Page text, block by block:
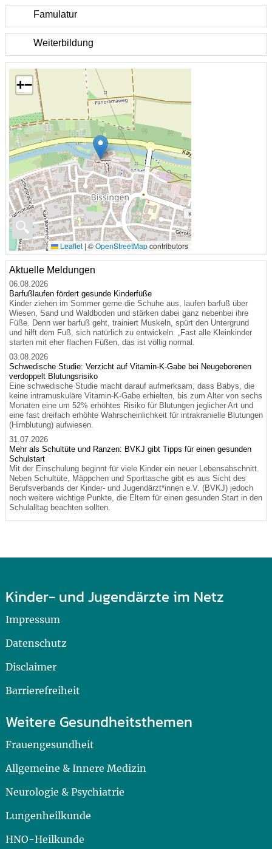
Famulatur
Weiterbildung
🔍
+−
Leaflet |©OpenStreetMapcontributors
Aktuelle Meldungen
06.08.2026
Barfußlaufen fördert gesunde Kinderfüße
Kinder ziehen im Sommer gerne die Schuhe aus, laufen barfuß über
Wiesen, Sand und Waldboden und stärken dabei ganz nebenbei ihre
Füße. Denn wer barfuß geht, trainiert Muskeln, spürt den Untergrund
und hilft dem Fuß, sich natürlich zu entwickeln. „Fast alle Kleinkinder
starten mit eher flachen Füßen, das ist völlig normal.
03.08.2026
Schwedische Studie: Verzicht auf Vitamin-K-Gabe bei Neugeborenen
verdoppelt Blutungsrisiko
Eine schwedische Studie macht darauf aufmerksam, dass Babys, die
keine intramuskuläre Vitamin-K-Gabe erhielten, bis zum Alter von sechs
Monaten eine um 52% erhöhtes Risiko für Blutungen jeglicher Art und
eine fast dreifach erhöhte Wahrscheinlichkeit für intrakranielle Blutungen
(Hirnblutung) aufwiesen.
31.07.2026
Mehr als Schultüte und Ranzen: BVKJ gibt Tipps für einen gesunden
Schulstart
Mit der Einschulung beginnt für viele Kinder ein neuer Lebensabschnitt.
Neben Schultüte, Mäppchen und Sporttasche gibt es aus Sicht des
Berufsverbands der Kinder- und Jugendärzt*innen e.V. (BVKJ) jedoch
noch weitere wichtige Punkte, die Eltern für einen gesunden Start in den
Schulalltag beachten sollten.
Kinder- und Jugendärzte im Netz
Impressum
Datenschutz
Disclaimer
Barrierefreiheit
Weitere Gesundheitsthemen
Frauengesundheit
Allgemeine & Innere Medizin
Neurologie & Psychiatrie
Lungenheilkunde
HNO-Heilkunde